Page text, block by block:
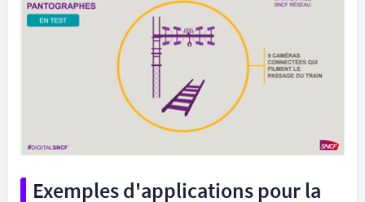
Exemples d'applications pour la